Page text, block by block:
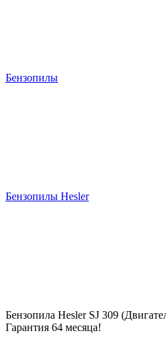
Бензопилы
Бензопилы Hesler
Бензопила Hesler SJ 309
Гарантия 64 месяца!